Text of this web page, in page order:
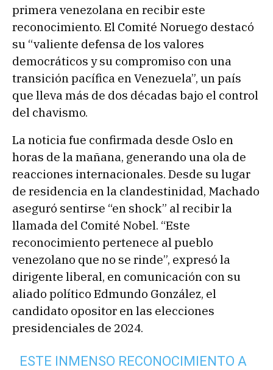
primera venezolana en recibir este
reconocimiento. El Comité Noruego destacó
su “valiente defensa de los valores
democráticos y su compromiso con una
transición pacífica en Venezuela”, un país
que lleva más de dos décadas bajo el control
del chavismo.
La noticia fue confirmada desde Oslo en
horas de la mañana, generando una ola de
reacciones internacionales. Desde su lugar
de residencia en la clandestinidad, Machado
aseguró sentirse “en shock” al recibir la
llamada del Comité Nobel. “Este
reconocimiento pertenece al pueblo
venezolano que no se rinde”, expresó la
dirigente liberal, en comunicación con su
aliado político Edmundo González, el
candidato opositor en las elecciones
presidenciales de 2024.
ESTE INMENSO RECONOCIMIENTO A